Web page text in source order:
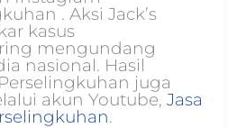
. Aksi Jack’s
kasus
mengundang
nasional. Hasil
juga
akun Youtube,Jasa
.